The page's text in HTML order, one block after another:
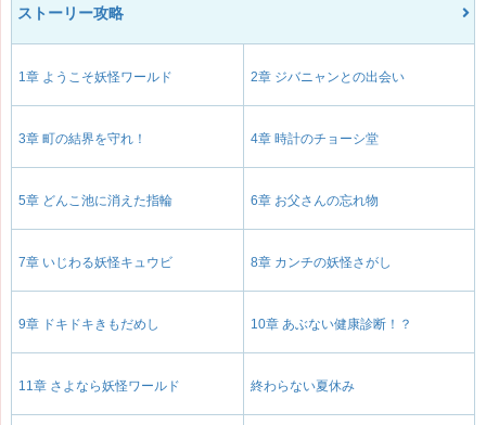
ストーリー攻略
1章 ようこそ妖怪ワールド 2章 ジバニャンとの出会い
3章 町の結界を守れ！ 4章 時計のチョーシ堂
5章 どんこ池に消えた指輪 6章 お父さんの忘れ物
7章 いじわる妖怪キュウビ 8章 カンチの妖怪さがし
9章 ドキドキきもだめし 10章 あぶない健康診断！？
11章 さよなら妖怪ワールド 終わらない夏休み